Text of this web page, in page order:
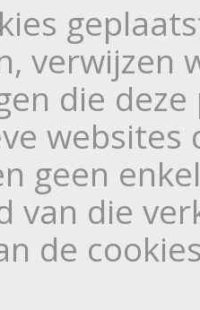
verwijzen
die
websites
geen
van die
de